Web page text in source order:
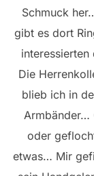
Schmuck
gibt es dort
Die
blieb ich in
Armbänder…
oder
etwas… Mir